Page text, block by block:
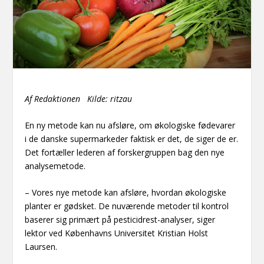
Af Redaktionen Kilde: ritzau
En ny metode kan nu afsløre, om økologiske fødevarer
i de danske supermarkeder faktisk er det, de siger de er.
Det fortæller lederen af forskergruppen bag den nye
analysemetode.
– Vores nye metode kan afsløre, hvordan økologiske
planter er gødsket. De nuværende metoder til kontrol
baserer sig primært på pesticidrest-analyser, siger
lektor ved Københavns Universitet Kristian Holst
Laursen.